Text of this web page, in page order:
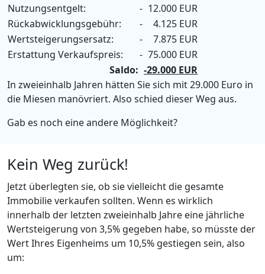
Nutzungsentgelt:
- 12.000 EUR
Rückabwicklungsgebühr:
-
4.125 EUR
Wertsteigerungsersatz:
-
7.875 EUR
Erstattung Verkaufspreis:
- 75.000 EUR
Saldo: -29.000 EUR
In zweieinhalb Jahren hätten Sie sich mit 29.000 Euro in
die Miesen manövriert. Also schied dieser Weg aus.
Gab es noch eine andere Möglichkeit?
Kein Weg zurück!
Jetzt überlegten sie, ob sie vielleicht die gesamte
Immobilie verkaufen sollten. Wenn es wirklich
innerhalb der letzten zweieinhalb Jahre eine jährliche
Wertsteigerung von 3,5% gegeben habe, so müsste der
Wert Ihres Eigenheims um 10,5% gestiegen sein, also
um: